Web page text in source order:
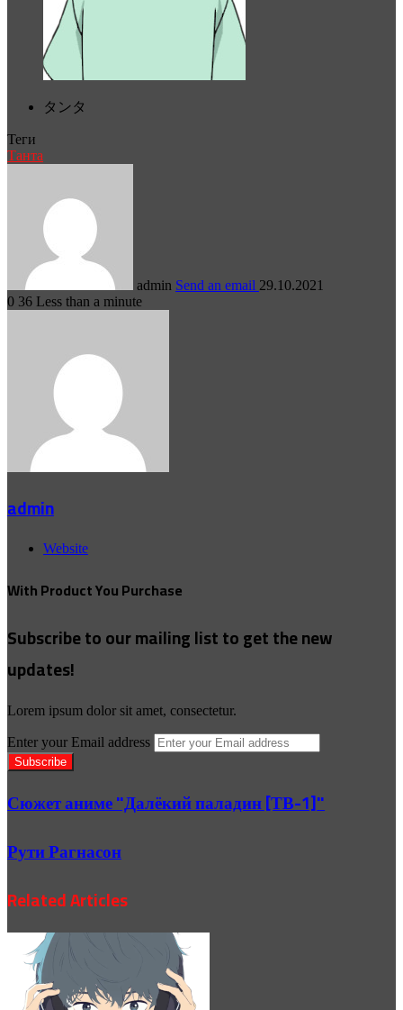
タンタ
Теги
Танта
admin Send an email 29.10.2021
0 36 Less than a minute
admin
Website
With Product You Purchase
Subscribe to our mailing list to get the new
updates!
Lorem ipsum dolor sit amet, consectetur.
Enter your Email address
Сюжет аниме "Далёкий паладин [ТВ-1]"
Рути Рагнасон
Related Articles